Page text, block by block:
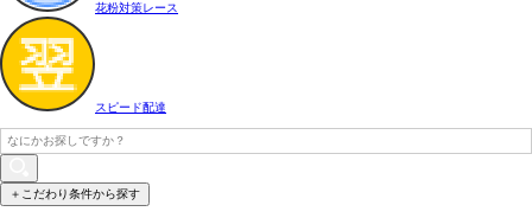
花粉対策レース
スピード配達
＋こだわり条件から探す